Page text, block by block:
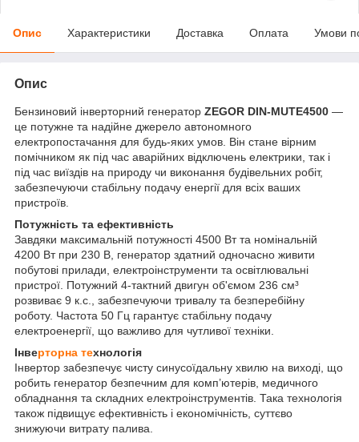
Опис Характеристики Доставка Оплата Умови
Опис
Бензиновий інверторний генератор ZEGOR DIN-MUTE4500 —
це потужне та надійне джерело автономного
електропостачання для будь-яких умов. Він стане вірним
помічником як під час аварійних відключень електрики, так і
під час виїздів на природу чи виконання будівельних робіт,
забезпечуючи стабільну подачу енергії для всіх ваших
пристроїв.
Потужність та ефективність
Завдяки максимальній потужності 4500 Вт та номінальній
4200 Вт при 230 В, генератор здатний одночасно живити
побутові прилади, електроінструменти та освітлювальні
пристрої. Потужний 4-тактний двигун об'ємом 236 см³
розвиває 9 к.с., забезпечуючи тривалу та безперебійну
роботу. Частота 50 Гц гарантує стабільну подачу
електроенергії, що важливо для чутливої техніки.
Інверторна технологія
Інвертор забезпечує чисту синусоїдальну хвилю на виході, що
робить генератор безпечним для комп’ютерів, медичного
обладнання та складних електроінструментів. Така технологія
також підвищує ефективність і економічність, суттєво
знижуючи витрату палива.